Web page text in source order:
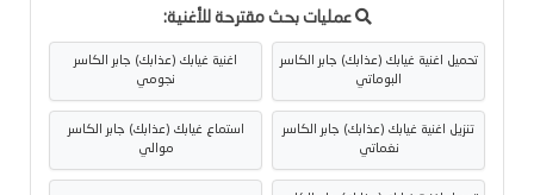
عمليات بحث مقترحة للأغنية:
تحميل اغنية غيابك (عذابك) جابر الكاسر
البوماتي
اغنية غيابك (عذابك) جابر الكاسر
نجومي
تنزيل اغنية غيابك (عذابك) جابر الكاسر
نغماتي
استماع غيابك (عذابك) جابر الكاسر
موالي